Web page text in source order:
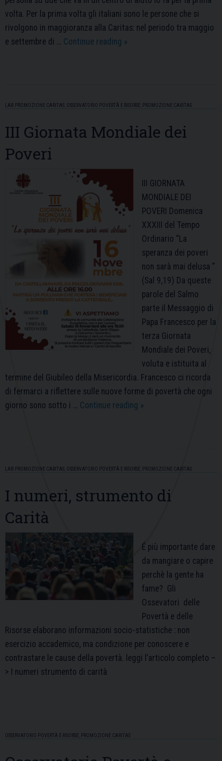
volta. Per la prima volta gli italiani sono le persone che si
rivolgono in maggioranza alla Caritas: nel periodo tra maggio
e settembre di … Continue reading Rapporto
52%
degli
italiano
»
LAB PROMOZIONE CARITAS OSSERVATORIO POVERTÀ E RISORSE PROMOZIONE CARITAS
III Giornata Mondiale dei
Poveri
III GIORNATA
MONDIALE DEI
POVERI Domenica
XXXIII del Tempo
Ordinario “La
speranza dei poveri
non sarà mai delusa ”
(Sal 9,19) Da queste
parole del Salmo
parte il Messaggio di
Papa Francesco per la
terza Giornata
Mondiale dei Poveri,
voluta e istituita al
termine del Giubileo della Misericordia. Francesco ci ricorda
di fermarci a riflettere sulle nuove forme di povertà che ogni
giorno sono sotto i … Continue reading III
»
LAB PROMOZIONE CARITAS OSSERVATORIO POVERTÀ E RISORSE PROMOZIONE CARITAS
I numeri, strumento di
Carità
É più importante dare
da mangiare o capire
perchè la gente ha
fame? Gli
Ossevatori delle
Povertà e delle
Risorse elaborano informazioni socio-statistiche : non
esercizio accademico, ma condizione per conoscere e
contrastare le cause della povertà. leggi l’articolo completo –
> I numeri strumento di carità
OSSERVATORIO POVERTÀ E RISORSE PROMOZIONE CARITAS